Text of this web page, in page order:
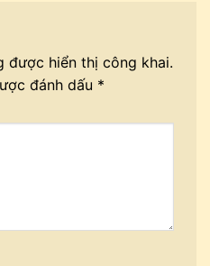
được hiển thị công khai.
đánh dấu *